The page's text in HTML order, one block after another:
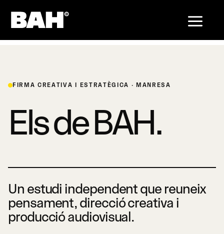
FIRMA CREATIVA I ESTRATÈGICA · MANRESA
Els de BAH.
Un estudi independent que reuneix
pensament, direcció creativa i
producció audiovisual.